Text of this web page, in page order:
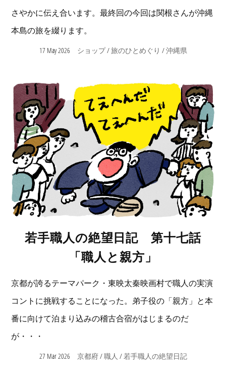
さやかに伝え合います。最終回の今回は関根さんが沖縄
本島の旅を綴ります。
17 May 2026 ショップ/旅のひとめぐり /沖縄県
若手職人の絶望日記 第十七話
「職人と親方」
京都が誇るテーマパーク・東映太秦映画村で職人の実演
コントに挑戦することになった。弟子役の「親方」と本
番に向けて泊まり込みの稽古合宿がはじまるのだ
が・・・
27 Mar 2026 京都府/職人 /若手職人の絶望日記